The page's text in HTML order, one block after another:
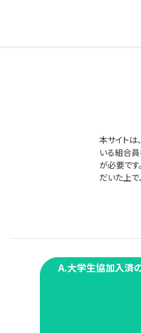
本サイトは
いる組合
が必要です
だいた上で
A.大学生協加入済